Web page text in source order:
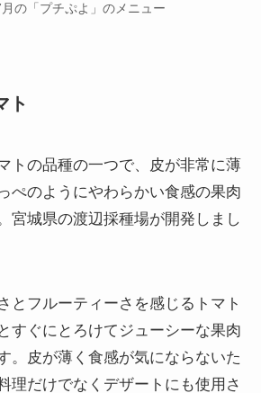
の「プチぷよ」のメニュー
ト
トの品種の一つで、皮が非常に薄
ぺのようにやわらかい食感の果肉
宮城県の渡辺採種場が開発しまし
とフルーティーさを感じるトマト
すぐにとろけてジューシーな果肉
。皮が薄く食感が気にならないた
理だけでなくデザートにも使用さ